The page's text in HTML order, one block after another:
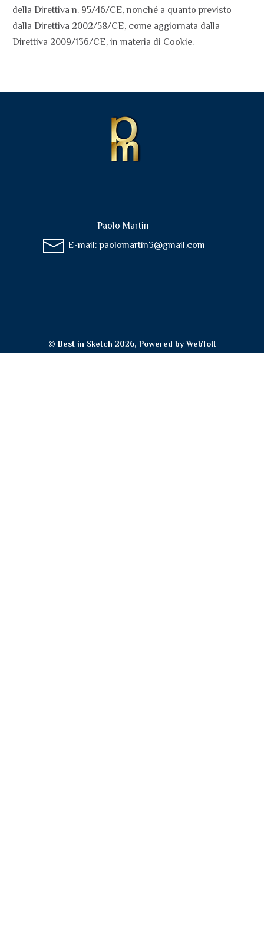
della Direttiva n. 95/46/CE, nonché a quanto previsto
dalla Direttiva 2002/58/CE, come aggiornata dalla
Direttiva 2009/136/CE, in materia di Cookie.
Paolo Martin
E-mail:paolomartin3@gmail.com
© Best in Sketch 2026, Powered byWebToIt